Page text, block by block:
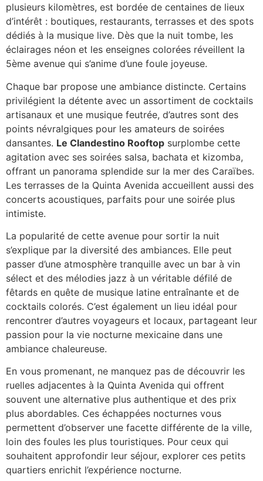
plusieurs kilomètres, est bordée de centaines de lieux
d’intérêt : boutiques, restaurants, terrasses et des spots
dédiés à la musique live. Dès que la nuit tombe, les
éclairages néon et les enseignes colorées réveillent la
5ème avenue qui s’anime d’une foule joyeuse.
Chaque bar propose une ambiance distincte. Certains
privilégient la détente avec un assortiment de cocktails
artisanaux et une musique feutrée, d’autres sont des
points névralgiques pour les amateurs de soirées
dansantes. Le Clandestino Rooftop surplombe cette
agitation avec ses soirées salsa, bachata et kizomba,
offrant un panorama splendide sur la mer des Caraïbes.
Les terrasses de la Quinta Avenida accueillent aussi des
concerts acoustiques, parfaits pour une soirée plus
intimiste.
La popularité de cette avenue pour sortir la nuit
s’explique par la diversité des ambiances. Elle peut
passer d’une atmosphère tranquille avec un bar à vin
sélect et des mélodies jazz à un véritable défilé de
fêtards en quête de musique latine entraînante et de
cocktails colorés. C’est également un lieu idéal pour
rencontrer d’autres voyageurs et locaux, partageant leur
passion pour la vie nocturne mexicaine dans une
ambiance chaleureuse.
En vous promenant, ne manquez pas de découvrir les
ruelles adjacentes à la Quinta Avenida qui offrent
souvent une alternative plus authentique et des prix
plus abordables. Ces échappées nocturnes vous
permettent d’observer une facette différente de la ville,
loin des foules les plus touristiques. Pour ceux qui
souhaitent approfondir leur séjour, explorer ces petits
quartiers enrichit l’expérience nocturne.